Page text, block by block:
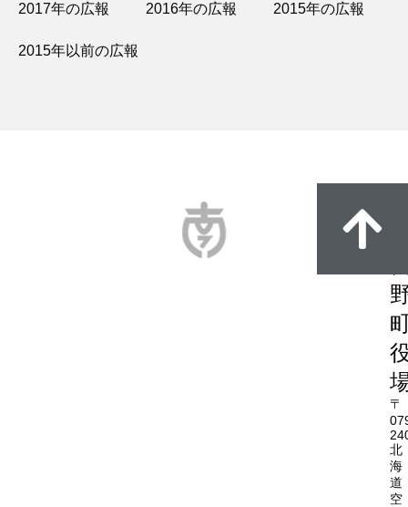
2017年の広報 2016年の広報 2015年の広報
2015年以前の広報
〒
北
海
道
空